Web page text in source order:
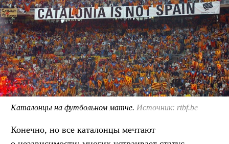
Каталонцы на футбольном матче. Источник: rtbf.be
Конечно, но все каталонцы мечтают